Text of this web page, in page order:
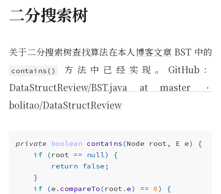
二分搜索树
关于二分搜索树查找算法在本人博客文章 BST 中的
contains()
方法中已经实现。GitHub：
DataStructReview/BST.java at master ·
bolitao/DataStructReview
private boolean contains(Node root , E e)
{
if
(root == null)
{
return
false ;
}
if
(e .compareTo(root .e) == 0 )
{